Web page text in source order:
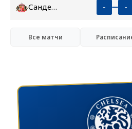
Сандерленд - -
Все матчи